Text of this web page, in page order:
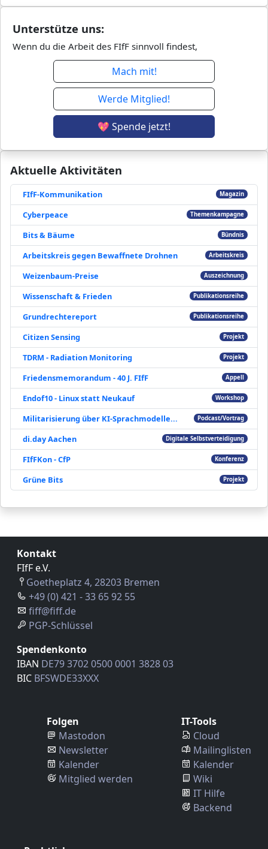
Aktuelle Aktivitäten
FIfF-Kommunikation Magazin
Cyberpeace Themenkampagne
Bits & Bäume Bündnis
Arbeitskreis gegen Bewaffnete Drohnen Arbeitskreis
Weizenbaum-Preise Auszeichnung
Wissenschaft & Frieden Publikationsreihe
Grundrechtereport Publikationsreihe
Citizen Sensing Projekt
TDRM - Radiation Monitoring Projekt
Friedensmemorandum - 40 J. FIfF Appell
Endof10 - Linux statt Neukauf Workshop
Militarisierung über KI-Sprachmodelle... Podcast/Vortrag
di.day Aachen Digitale Selbstverteidigung
FIfFKon - CfP Konferenz
Grüne Bits Projekt
Unterstütze uns:
Wenn du die Arbeit des FIfF sinnvoll findest,
Mach mit!
Werde Mitglied!
💖 Spende jetzt!
Kontakt
FIfF e.V.
Goetheplatz 4, 28203 Bremen
+49 (0) 421 - 33 65 92 55
fiff@fiff.de
PGP-Schlüssel
Spendenkonto
IBAN DE79 3702 0500 0001 3828 03
BIC BFSWDE33XXX
Folgen
Mastodon
Newsletter
Kalender
Mitglied werden
IT-Tools
Cloud
Mailinglisten
Kalender
Wiki
IT Hilfe
Backend